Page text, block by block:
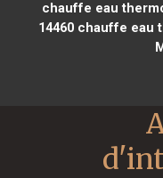
chauffe eau
14460 chauffe eau